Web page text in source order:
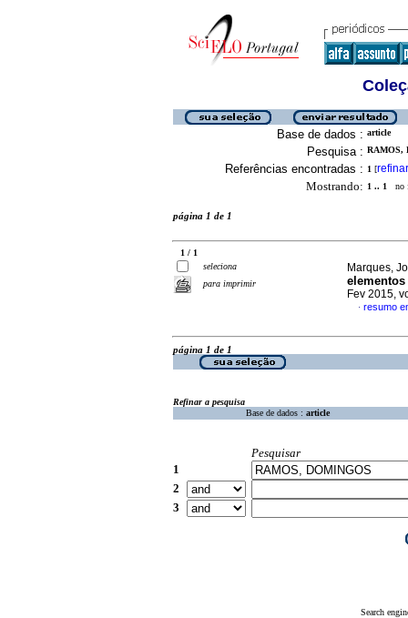
Base de dados : article
Pesquisa : RAMOS,
Referências encontradas : 1 [refinar
Mostrando: 1 .. 1 no
página 1 de 1
1 / 1
seleciona
para imprimir
Marques,
Fev 2015,
· resumo
página 1 de 1
Refinar a pesquisa
Base de dados : article
Pesquisar
1
2
3
Search